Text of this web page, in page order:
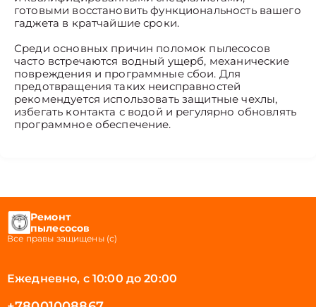
готовыми восстановить функциональность вашего
гаджета в кратчайшие сроки.
Среди основных причин поломок пылесосов
часто встречаются водный ущерб, механические
повреждения и программные сбои. Для
предотвращения таких неисправностей
рекомендуется использовать защитные чехлы,
избегать контакта с водой и регулярно обновлять
программное обеспечение.
Ремонт
пылесосов
Все правы защищены (с)
Ежедневно, с 10:00 до 20:00